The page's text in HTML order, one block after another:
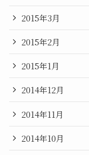
2015年3月
2015年2月
2015年1月
2014年12月
2014年11月
2014年10月